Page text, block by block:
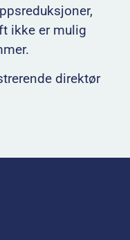
ikke er mulig
direktør